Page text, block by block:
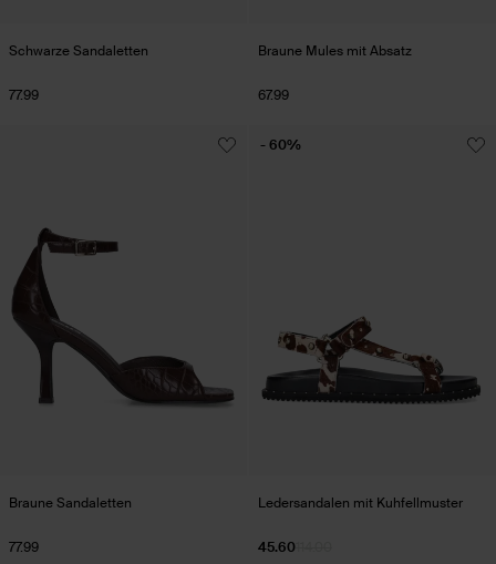
Schwarze Sandaletten
77.99
Braune Mules mit Absatz
67.99
Braune Sandaletten
77.99
Ledersandalen mit Kuhfellmuster
45.60
- 60%